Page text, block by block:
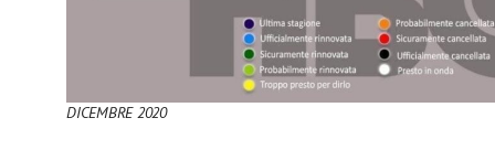
DICEMBRE 2020